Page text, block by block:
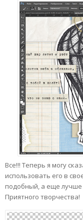
Все!!! Теперь я могу
использовать его в
подобный, а еще лучше
Приятного творчества!